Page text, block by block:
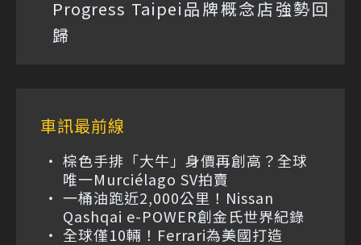
Progress Taipei品牌概念店強勢回
歸
車訊最前線
棕色手排「大牛」身價再創高？全球
唯一Murciélago SV拍賣
一桶油跑近2,000公里！Nissan
Qashqai e-POWER創金氏世界紀錄
全球僅10輛！Ferrari為美國打造